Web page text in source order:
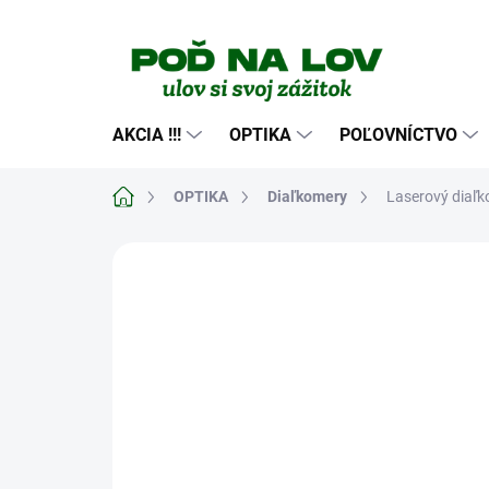
AKCIA !!! OPTIKA POĽOVNÍCTVO
DomovOPTIKA Diaľkomery Laserový